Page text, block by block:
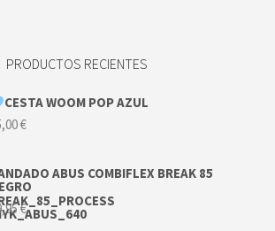
PRODUCTOS RECIENTES
CESTA WOOM POP AZUL
€
ABUS COMBIFLEX BREAK 85
€